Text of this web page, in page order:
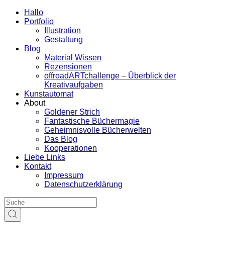
Hallo
Portfolio
Illustration
Gestaltung
Blog
Material Wissen
Rezensionen
offroadARTchallenge – Überblick der
Kreativaufgaben
Kunstautomat
About
Goldener Strich
Fantastische Büchermagie
Geheimnisvolle Bücherwelten
Das Blog
Kooperationen
Liebe Links
Kontakt
Impressum
Datenschutzerklärung